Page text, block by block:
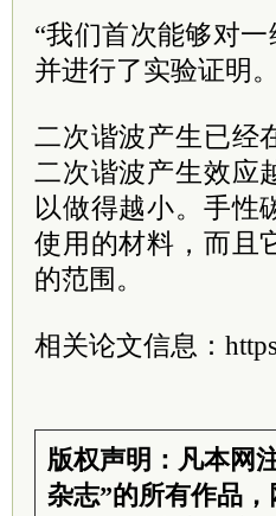
“我们首次能够对
并进行了实验证明。
二次谐波产生已经
二次谐波产生效应
以做得越小。手性
使用的材料，而且
的范围。
相关论文信息：
版权声明：凡本网
杂志”的所有作品